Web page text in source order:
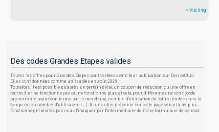
» Vueling
Des codes Grandes Etapes valides
Toutes les offres pour Grandes Etapes sont testées avant leur publication sur CeriseClub.
Elles sont données comme utilisables en août 2026.
Toutefois, il est possible qu'après un certain délai, un coupon de réduction ou une offre en
particulier ne fonctionne pas ou ne fonctionne plus, et cela, pour différentes raisons (code
promo retiré avant son terme par le marchand, nombre d'utilisation de l'offre limitée dans le
temps ou en nombre d'utilisateurs...). Si une offre présente sur cette page venait à ne plus
fonctionner, n'hésitez pas nous l'indiquer par l'intermédiaire de notre formulaire de contact.